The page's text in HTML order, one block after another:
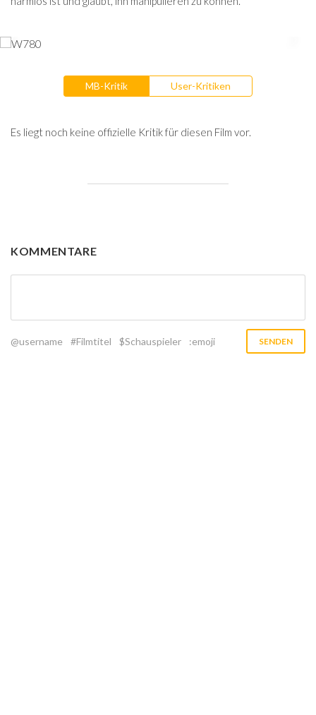
MB-Kritik User-Kritiken
Es liegt noch keine offizielle Kritik für diesen Film vor.
KOMMENTARE
@username #Filmtitel $Schauspieler :emoji